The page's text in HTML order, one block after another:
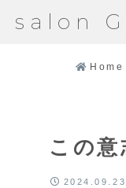
salon
Home
この
2024.09.23